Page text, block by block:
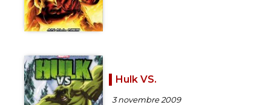
Hulk VS.
3 novembre 2009